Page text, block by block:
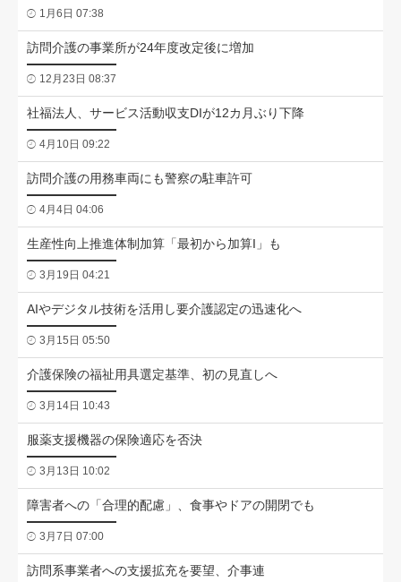
1月6日 07:38
訪問介護の事業所が24年度改定後に増加
12月23日 08:37
社福法人、サービス活動収支DIが12カ月ぶり下降
4月10日 09:22
訪問介護の用務車両にも警察の駐車許可
4月4日 04:06
生産性向上推進体制加算「最初から加算I」も
3月19日 04:21
AIやデジタル技術を活用し要介護認定の迅速化へ
3月15日 05:50
介護保険の福祉用具選定基準、初の見直しへ
3月14日 10:43
服薬支援機器の保険適応を否決
3月13日 10:02
障害者への「合理的配慮」、食事やドアの開閉でも
3月7日 07:00
訪問系事業者への支援拡充を要望、介事連